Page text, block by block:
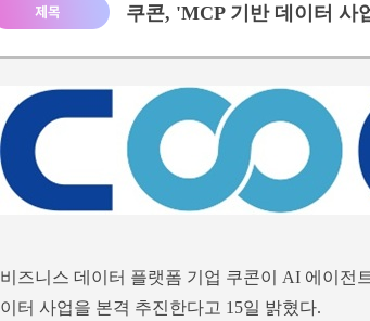
쿠콘, 'MCP 기반 데이터
비즈니스 데이터 플랫폼 기업 쿠콘이 AI 에이전
이터 사업을 본격 추진한다고 15일 밝혔다.